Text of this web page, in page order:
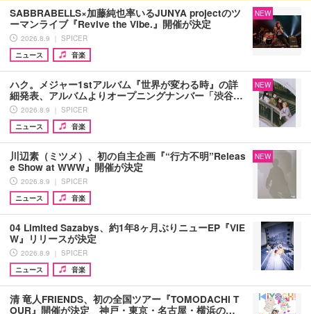
SABBRABELLS×加藤純也率いるJUNYA projectのツ
ーマンライブ『Revive the Vibe.』開催が決定
2026.8.9 ｜ SPICER
ニュース
音楽
NEW
ハク。メジャー1stアルバム『世界が変わる時』の詳
細発表、アルバムよりオープニングナンバー「渋谷…
2026.8.9 ｜ SPICER
ニュース
音楽
NEW
川辺素（ミツメ）、初の自主企画『“行方不明”Releas
e Show at WWW』開催が決定
2026.8.9 ｜ SPICER
ニュース
音楽
NEW
04 Limited Sazabys、約1年8ヶ月ぶりニューEP『VIE
W』リリースが決定
2026.8.9 ｜ SPICER
ニュース
音楽
清 竜人FRIENDS、初の全国ツアー『TOMODACHI T
OUR』開催が決定 神戸・東京・名古屋・横浜の…